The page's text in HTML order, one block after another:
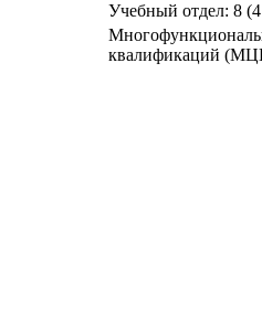
Учебный отдел: 8
квалификаций